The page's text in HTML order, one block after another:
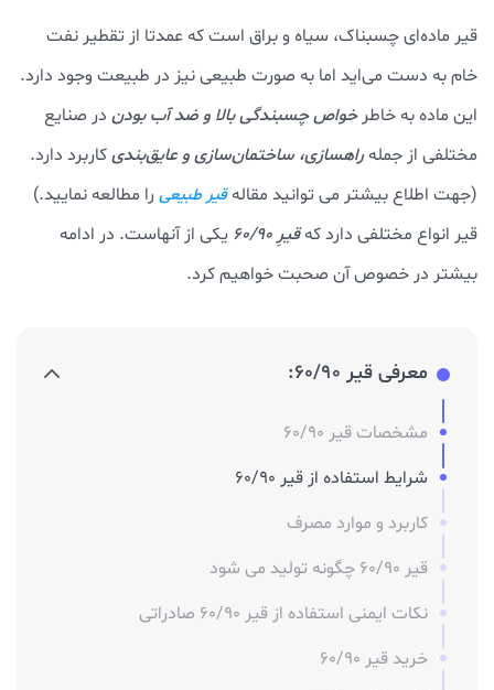
قیر ماده‌ای چسبناک، سیاه و براق است که عمدتا از تقطیر نفت
خام به دست می‌اید اما به صورت طبیعی نیز در طبیعت وجود دارد.
این ماده به خاطر خواص چسبندگی بالا و ضد آب بودن در صنایع
مختلفی از جملهراهسازی، ساختمان‌سازی و عایق‌بندیکاربرد دارد.
(جهت اطلاع بیشتر می توانید مقالهقیر طبیعی را مطالعه نمایید.)
قیر انواع مختلفی دارد کهقیرِ 60/90
یکی از آنهاست. در ادامه
بیشتر در خصوص آن صحبت خواهیم کرد.
معرفی قیر 60/90:
مشخصات قیر 60/90
شرایط استفاده از قیر 60/90
کاربرد و موارد مصرف
قیر 60/90 چگونه تولید می شود
نکات ایمنی استفاده از قیر 60/90 صادراتی
خرید قیر 60/90